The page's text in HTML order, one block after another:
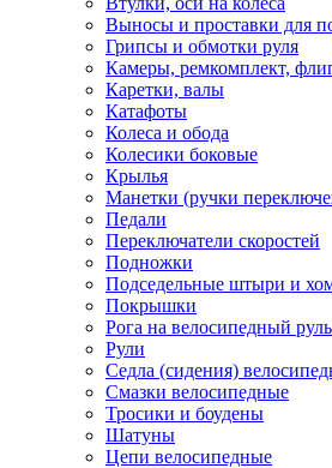
Выносы и проставки для
Грипсы и обмотки руля
Камеры, ремкомплект,
Каретки, валы
Катафоты
Колеса и обода
Колесики боковые
Крылья
Манетки (ручки
Педали
Переключатели скоростей
Подножки
Подседельные штыри и
Покрышки
Рога на велосипедный руль
Рули
Седла (сидения)
Смазки велосипедные
Тросики и боудены
Шатуны
Цепи велосипедные